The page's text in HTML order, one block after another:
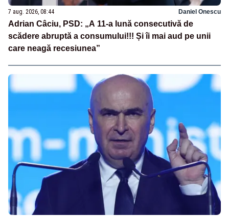
7 aug. 2026, 08:44 Daniel Onescu
Adrian Câciu, PSD: „A 11-a lună consecutivă de
scădere abruptă a consumului!!! Și îi mai aud pe unii
care neagă recesiunea”